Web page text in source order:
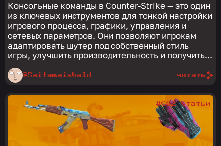
Консольные команды в Counter-Strike — это один
из ключевых инструментов для тонкой настройки
игрового процесса, графики, управления и
сетевых параметров. Они позволяют игрокам
адаптировать шутер под собственный стиль
игры, улучшить производительность и получить...
@Saitamaisbald читать
#CS2 Статьи